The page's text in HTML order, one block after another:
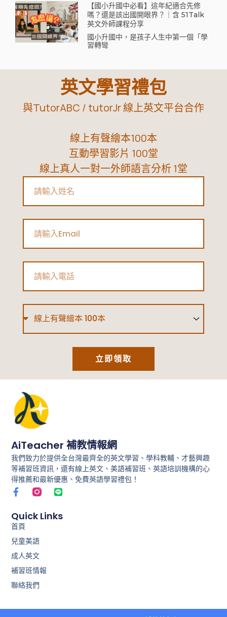
【國小升國中必看】這年紀適合先修
嗎？還是該出國開眼界？｜含 51Talk
英文外師課程分享
國小升國中，是孩子人生中第一個「學
習轉彎
英文學習禮包
與TutorABC / tutorJr 線上英文平台合作
線上有聲繪本100本
互動學習影片 100堂
線上真人一對一外師語言分析 1堂
立即領取
AiTeacher 補教情報網
我們致力於提供全台灣最齊全的英文學習、學科教輔、才藝興趣
等補習班資訊，還有線上英文、美語補習班、英語培訓機構的心
得推薦和最新優惠、免費英語學習禮包！
F
a
e
b
o
o
k
-
f
L
i
e
Quick Links
首頁
兒童美語
成人英文
補習班情報
聯絡我們